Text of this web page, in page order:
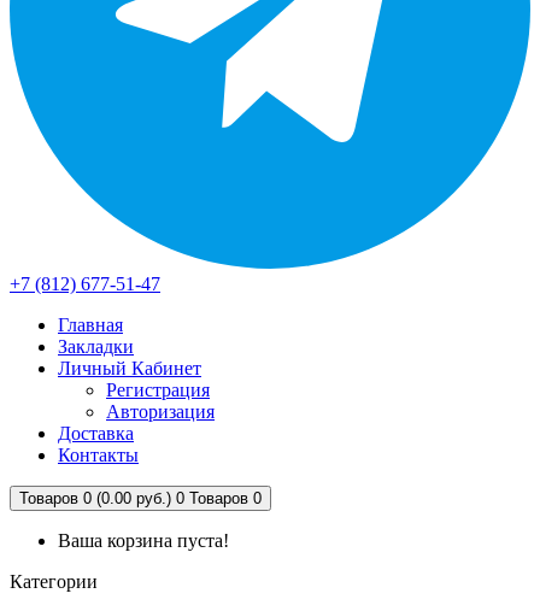
+7 (812) 677-51-47
Главная
Закладки
Личный Кабинет
Регистрация
Авторизация
Доставка
Контакты
Товаров 0 (0.00 руб.) 0 Товаров 0
Ваша корзина пуста!
Категории